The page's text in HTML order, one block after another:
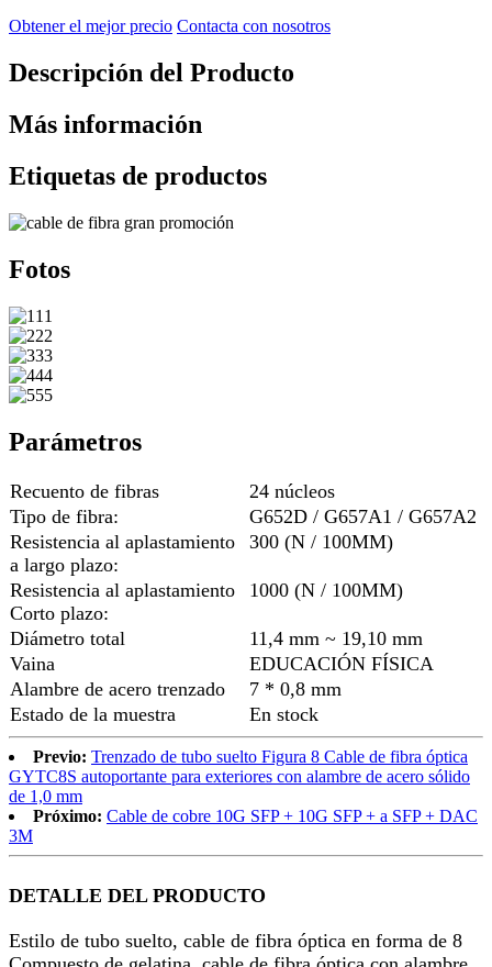
Obtener el mejor precio Contacta con nosotros
Descripción del Producto
Más información
Etiquetas de productos
Fotos
Parámetros
Recuento de fibras
24 núcleos
Tipo de fibra:
G652D / G657A1 / G657A2
Resistencia al aplastamiento
a largo plazo:
300 (N / 100MM)
Resistencia al aplastamiento
Corto plazo:
1000 (N / 100MM)
Diámetro total
11,4 mm ~ 19,10 mm
Vaina
EDUCACIÓN FÍSICA
Alambre de acero trenzado
7 * 0,8 mm
Estado de la muestra
En stock
Previo: Trenzado de tubo suelto Figura 8 Cable de fibra óptica
GYTC8S autoportante para exteriores con alambre de acero sólido
de 1,0 mm
Próximo: Cable de cobre 10G SFP + 10G SFP + a SFP + DAC
3M
DETALLE DEL PRODUCTO
Estilo de tubo suelto, cable de fibra óptica en forma de 8